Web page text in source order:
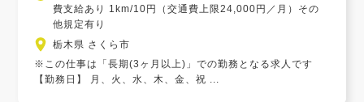
費支給あり 1km/10円（交通費上限24,000円／月）その
他規定有り
栃木県 さくら市
※この仕事は「長期(3ヶ月以上)」での勤務となる求人です
【勤務日】 月、火、水、木、金、祝 ...